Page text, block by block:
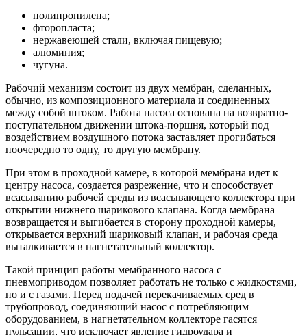
полипропилена;
фторопласта;
нержавеющей стали, включая пищевую;
алюминия;
чугуна.
Рабочий механизм состоит из двух мембран, сделанных,
обычно, из композиционного материала и соединенных
между собой штоком. Работа насоса основана на возвратно-
поступательном движении штока-поршня, который под
воздействием воздушного потока заставляет прогибаться
поочередно то одну, то другую мембрану.
При этом в проходной камере, в которой мембрана идет к
центру насоса, создается разрежение, что и способствует
всасыванию рабочей среды из всасывающего коллектора при
открытии нижнего шарикового клапана. Когда мембрана
возвращается и выгибается в сторону проходной камеры,
открывается верхний шариковый клапан, и рабочая среда
выталкивается в нагнетательный коллектор.
Такой принцип работы мембранного насоса с
пневмоприводом позволяет работать не только с жидкостями,
но и с газами. Перед подачей перекачиваемых сред в
трубопровод, соединяющий насос с потребляющим
оборудованием, в нагнетательном коллекторе гасятся
пульсации, что исключает явление гидроудара и